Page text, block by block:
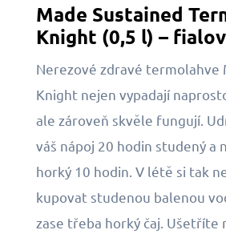
Made Sustained
Knight (0,5 l) –
Nerezové zdravé termolahve
Knight nejen vypadají
ale zároveň skvěle fungují.
váš nápoj 20 hodin studený a
horký 10 hodin. V létě si tak
kupovat studenou balenou
zase třeba horký čaj. Ušetříte